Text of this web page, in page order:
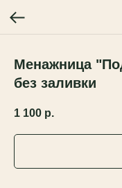
Менажница
без заливки
1 100 р.